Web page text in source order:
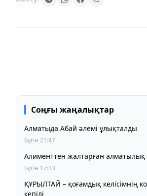
Соңғы жаңалықтар
Алматыда Абай әлемі ұлықталды
Бүгін 21:47
Алименттен жалтарған алматылық
Бүгін 17:33
ҚҰРЫЛТАЙ – қоғамдық келісімнің конституциялық
кепілі